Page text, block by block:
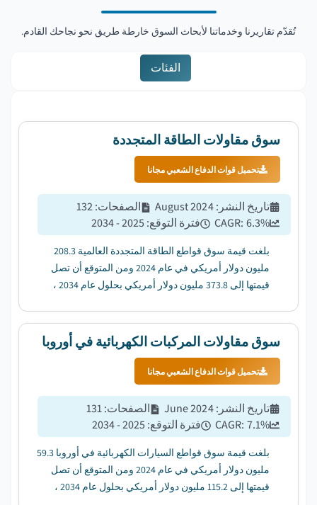
تُقدّم تقاريرنا وخدماتنا لأبحاث السوق خارطة طريق نحو نجاحك القادم.
الفئات
سوق مقاولات الطاقة المتجددة
تحميل قوات الدفاع الشعبي مجانا
تاريخ النشر :
August 2024 الصفحات:
132
CAGR: 6.3% فترة التوقع:
2025 - 2034
بلغت قيمة سوق قواطع الطاقة المتجددة العالمية 208.3
مليون دولار أمريكي في عام 2024 ومن المتوقع أن تصل
قيمتها إلى 373.8 مليون دولار أمريكي بحلول عام 2034 ،
سوق مقاولات المركبات الكهربائية في أوروبا
تحميل قوات الدفاع الشعبي مجانا
تاريخ النشر :
June 2024 الصفحات:
131
CAGR: 7.1% فترة التوقع:
2025 - 2034
بلغت قيمة سوق قواطع السيارات الكهربائية في أوروبا 59.3
مليون دولار أمريكي في عام 2024 ومن المتوقع أن تصل
قيمتها إلى 115.2 مليون دولار أمريكي بحلول عام 2034 ،